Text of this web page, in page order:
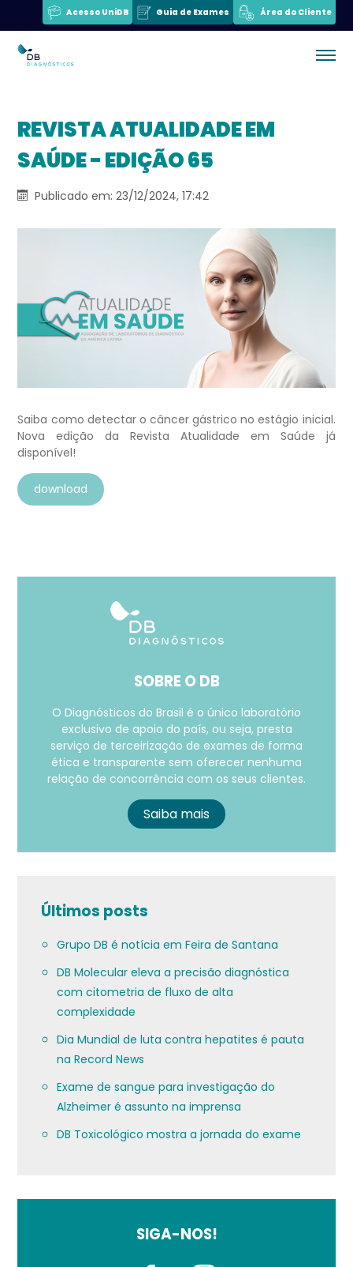
Acesso UniDB Guia de Exames Área do Cliente
REVISTA ATUALIDADE EM
SAÚDE - EDIÇÃO 65
Publicado em: 23/12/2024, 17:42
Saiba como detectar o câncer gástrico no estágio inicial.
Nova edição da Revista Atualidade em Saúde já
disponível!
download
SOBRE O DB
O Diagnósticos do Brasil é o único laboratório
exclusivo de apoio do país, ou seja, presta
serviço de terceirização de exames de forma
ética e transparente sem oferecer nenhuma
relação de concorrência com os seus clientes.
Saiba mais
Últimos posts
Grupo DB é notícia em Feira de Santana
DB Molecular eleva a precisão diagnóstica
com citometria de fluxo de alta
complexidade
Dia Mundial de luta contra hepatites é pauta
na Record News
Exame de sangue para investigação do
Alzheimer é assunto na imprensa
DB Toxicológico mostra a jornada do exame
SIGA-NOS!